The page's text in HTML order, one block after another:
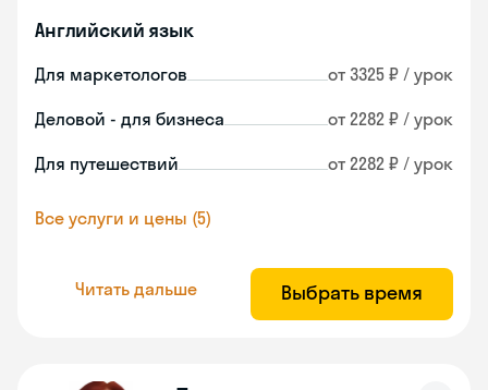
Английский язык
Для маркетологов от 3325 ₽ / урок
Деловой - для бизнеса от 2282 ₽ / урок
Для путешествий от 2282 ₽ / урок
Все услуги и цены (5)
Читать дальше Выбрать время